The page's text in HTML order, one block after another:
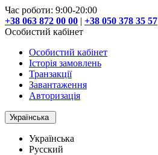
Час роботи: 9:00-20:00
+38 063 872 00 00 | +38 050 378 35 57
Особистий кабінет
Особистий кабінет
Історія замовлень
Транзакції
Завантаження
Авторизація
Українська
Українська
Русский